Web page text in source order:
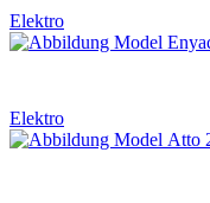
Elektro
Elektro